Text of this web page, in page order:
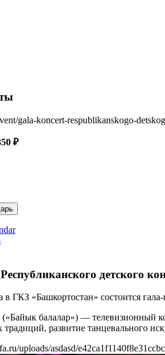
gala-koncert-respublikanskogo-
₽
детского
ГКЗ «Башкортостан» состоится
балалар») — телевизионный
традиций, развитие танцевального
uploads/asdasd/